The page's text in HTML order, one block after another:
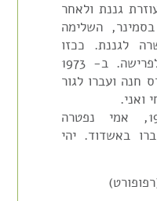
גננת ולאחר
השלימה
לגננת. ככזו
עבדה בכרכור עד לפרישה. ב- 1973
חנה ועברו לגור
ואני.
אבי נפטר ב-1983, אמי נפטרה
נקברו באשדוד. יהי